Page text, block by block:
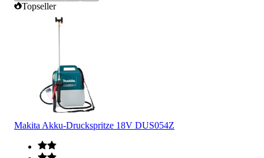
Topseller
Makita Akku-Druckspritze 18V DUS054Z